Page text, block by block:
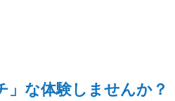
」な体験しませんか？